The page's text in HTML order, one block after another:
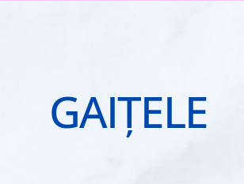
GAIŢELE